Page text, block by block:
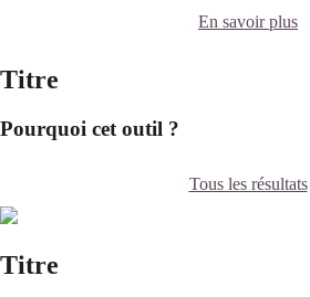
En savoir plus
Titre
Pourquoi cet outil ?
Tous les résultats
Titre